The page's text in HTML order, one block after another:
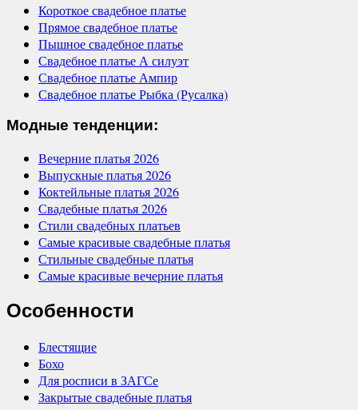
Короткое свадебное платье
Прямое свадебное платье
Пышное свадебное платье
Свадебное платье А силуэт
Свадебное платье Ампир
Свадебное платье Рыбка (Русалка)
Модные тенденции:
Вечерние платья 2026
Выпускные платья 2026
Коктейльные платья 2026
Свадебные платья 2026
Стили свадебных платьев
Самые красивые свадебные платья
Стильные свадебные платья
Самые красивые вечерние платья
Особенности
Блестящие
Бохо
Для росписи в ЗАГСе
Закрытые свадебные платья